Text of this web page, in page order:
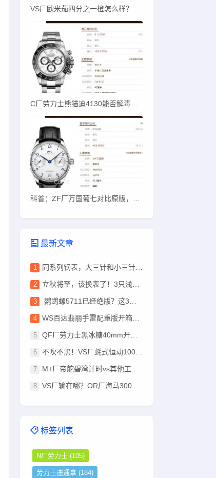
最新文章
同系列钢表，大三针和小三针差10万？这10万到底花哪了？
立秋将至，该换表了！3只浅棕盘腕表推荐：总有一款适合你
鹦鹉螺5711已经绝版？这3只豪华运动表，戴出去同样有排面！
WS百达翡丽手雷配重版开箱：330机芯+停秒功能超越其他版本
QF厂劳力士黑冰糖40mm开箱：钨钢配重+狗牙圈，这分量太足了
不吹不黑！VS厂蚝式恒动100周年版深度拆解
M+厂帝舵碧湾计时vs其他工厂：终极版强在哪？
VS厂输在哪？OR厂海马300无卡度8800机芯深度对比
标签列表
N厂劳力士 (105)
劳力士迪通拿 (184)